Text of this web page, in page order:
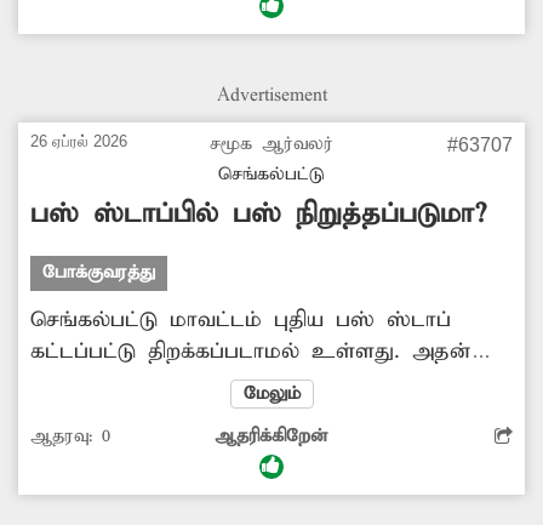
மாணவ-மாணவியர்கள் தேவைகளுக்கு
அதிகாரிகள் இதுகுறித்து நடவடிக்கை எடுக்க
Advertisement
26 ஏப்ரல் 2026
சமூக ஆர்வலர்
செங்கல்பட்டு
#63707
பஸ் ஸ்டாப்பில் பஸ் நிறுத்தப்படுமா?
போக்குவரத்து
செங்கல்பட்டு மாவட்டம் புதிய பஸ் ஸ்டாப்
கட்டப்பட்டு திறக்கப்படாமல் உள்ளது. அதன்
அருகே உள்ள பஸ் ஸ்டாப்பில் பஸ்கள் சரியாக
நிற்பதில்லை. இதனால் பயணிகள் மிகுந்த
சிரமம் அடைகின்றனர். முதியவர்கள், பெண்கள்
அதிகமாக பாதிக்கப்படுகிறார்கள். சம்பந்தப்பட்ட
மேலும்
ஆதரவு: 0 ஆதரிக்கிறேன்